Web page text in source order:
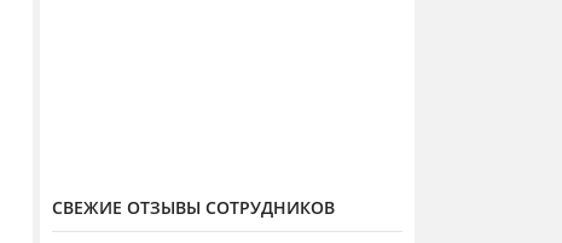
СВЕЖИЕ ОТЗЫВЫ СОТРУДНИКОВ